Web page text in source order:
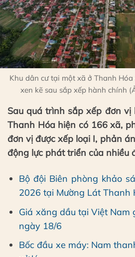
Khu dân cư tại một xã ở Thanh
xen kẽ sau sắp xếp hành chính
Sau quá trình sắp xếp đơn
Thanh Hóa hiện có 166 xã,
đơn vị được xếp loại I, phản
động lực phát triển của nhiều
Bộ đội Biên phòng khảo
2026 tại Mường Lát Thanh
Giá xăng dầu tại Việt Nam
ngày 18/6
Bốc đầu xe máy: Nam